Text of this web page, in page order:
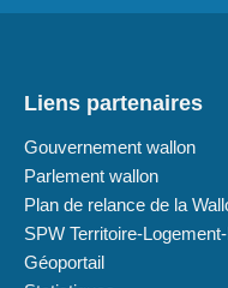
Liens partenaires
Gouvernement wallon
Parlement wallon
Plan de relance de la
SPW Territoire-
Géoportail